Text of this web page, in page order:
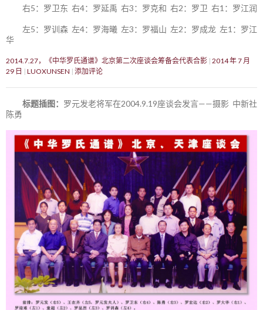
右5：罗卫东 右4：罗延禹 右3：罗克和 右2：罗卫 右1：罗江润
左5：罗训森 左4：罗海曦 左3：罗福山 左2：罗成龙 左1：罗江
华
2014.7.27，《中华罗氏通谱》北京第二次座谈会筹备会代表合影 2014 年 7 月
29 日
LUOXUNSEN 添加评论
标题插图： 罗元发老将军在2004.9.19座谈会发言——摄影 中新社
陈勇